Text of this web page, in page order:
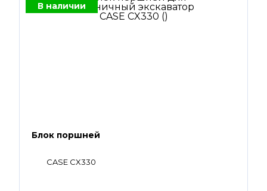
В наличии
Блок поршней
CASE CX330